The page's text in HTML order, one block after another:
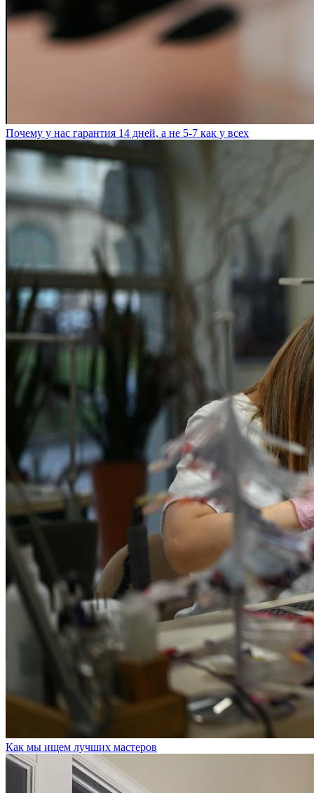
Почему у нас гарантия 14 дней, а не 5-7 как у всех
Как мы ищем лучших мастеров